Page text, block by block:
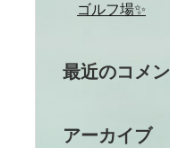
ゴルフ場✨
最近のコメ
アーカイブ